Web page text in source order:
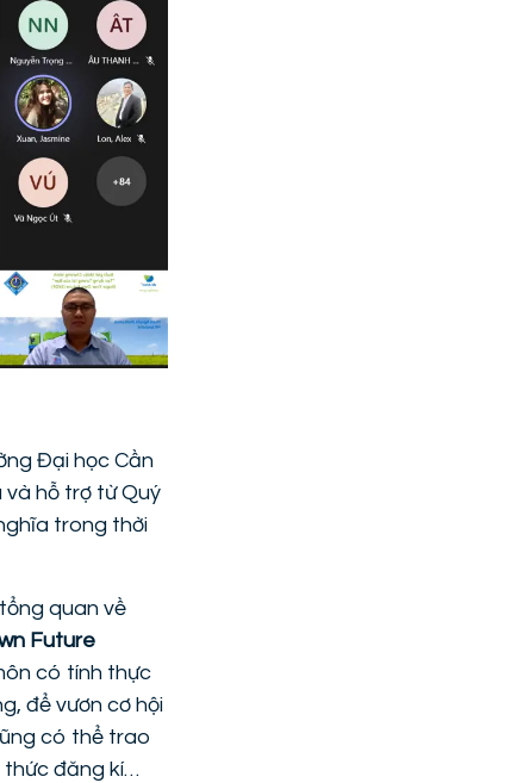
Đại học Cần
và hỗ trợ từ Quý
trong thời
quan về
Future
có tính thực
để vươn cơ hội
có thể trao
thức đăng kí…